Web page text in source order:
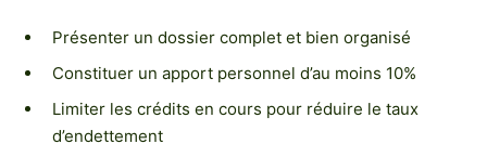
Présenter un dossier complet et bien organisé
Constituer un apport personnel d’au moins 10%
Limiter les crédits en cours pour réduire le taux
d’endettement